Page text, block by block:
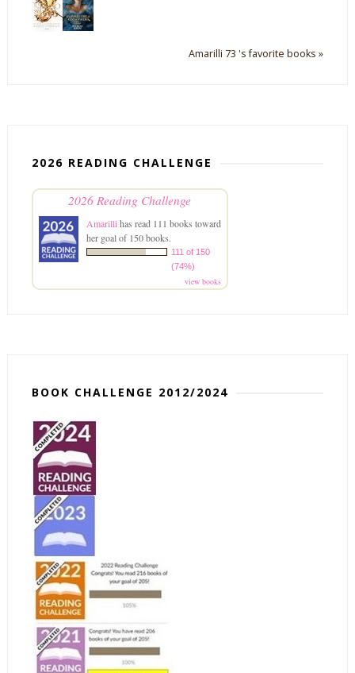
Amarilli 73 's favorite books »
2026 READING CHALLENGE
2026 Reading Challenge
Amarillihas read 111 books toward
her goal of 150 books.
111 of 150
(74%)
view books
BOOK CHALLENGE 2012/2024